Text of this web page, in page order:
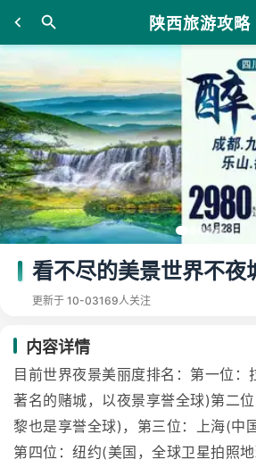
陕西旅游攻略
看不尽的美景世界不夜
更新于 10-03169人关注
内容详情
目前世界夜景美丽度排名：第一位：
著名的赌城，以夜景享誉全球)第二
黎也是享誉全球)，第三位：上海(中
第四位：纽约(美国，全球卫星拍照